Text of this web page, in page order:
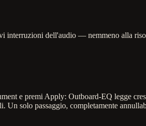
interruzioni dell'audio — nemmeno alla
e premi Apply: Outboard-EQ legge
Un solo passaggio, completamente